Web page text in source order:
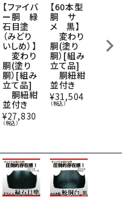
【ファイバ
ー胴 緑
石目塗
（みどり
いしめ）】
変わり
胴(塗り
胴）[組み
立て品]
胴紐紺
並付き
¥27,830
（税込）
【60本型
胴 サ
メ 黒】
変わり
胴(塗り
胴）[組み
立て品]
胴紐紺
並付き
¥31,504
（税込）
じ）小学
生向け】